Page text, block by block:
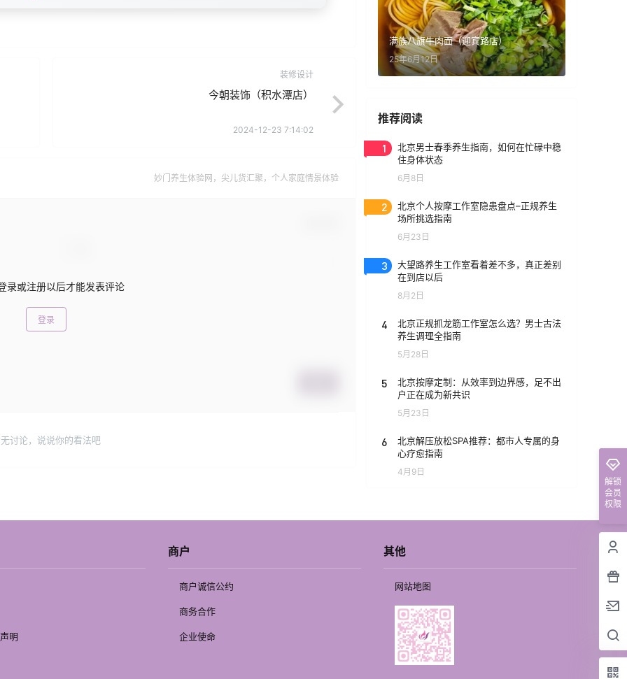
装修设计
今朝装饰（积水潭店）
2024-12-23 7:14:02
妙门养生体验网，尖儿货汇聚，个人家庭情景体验
录或注册以后才能发表评论
登录
讨论，说说你的看法吧
满族八旗牛肉面（迎宾路店）
25年6月12日
推荐阅读
1
北京男士春季养生指南，如何在忙碌中稳
住身体状态
6月8日
2
北京个人按摩工作室隐患盘点–正规养生
场所挑选指南
6月23日
3
大望路养生工作室看着差不多，真正差别
在到店以后
8月2日
4
北京正规抓龙筋工作室怎么选？男士古法
养生调理全指南
5月28日
5
北京按摩定制：从效率到边界感，足不出
户正在成为新共识
5月23日
6
北京解压放松SPA推荐：都市人专属的身
心疗愈指南
4月9日
解锁
会员
权限
明
商户
商户诚信公约
商务合作
企业使命
其他
网站地图